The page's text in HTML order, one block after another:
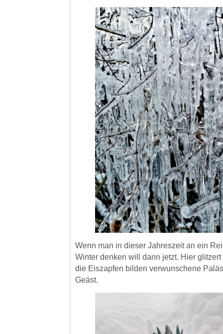
Wenn man in dieser Jahreszeit an ein
Winter denken will dann jetzt. Hier
die Eiszapfen bilden verwunschene
Geäst.